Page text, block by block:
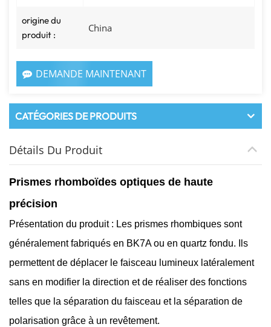
origine du
produit :
China
DEMANDE MAINTENANT
CATÉGORIES DE PRODUITS
Détails Du Produit
Prismes rhomboïdes optiques de haute
précision
Présentation du produit : Les prismes rhombiques sont
généralement fabriqués en BK7A ou en quartz fondu. Ils
permettent de déplacer le faisceau lumineux latéralement
sans en modifier la direction et de réaliser des fonctions
telles que la séparation du faisceau et la séparation de
polarisation grâce à un revêtement.